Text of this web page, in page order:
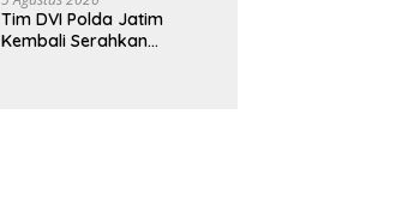
TNI
Tim DVI Polda Jatim
Kembali Serahkan